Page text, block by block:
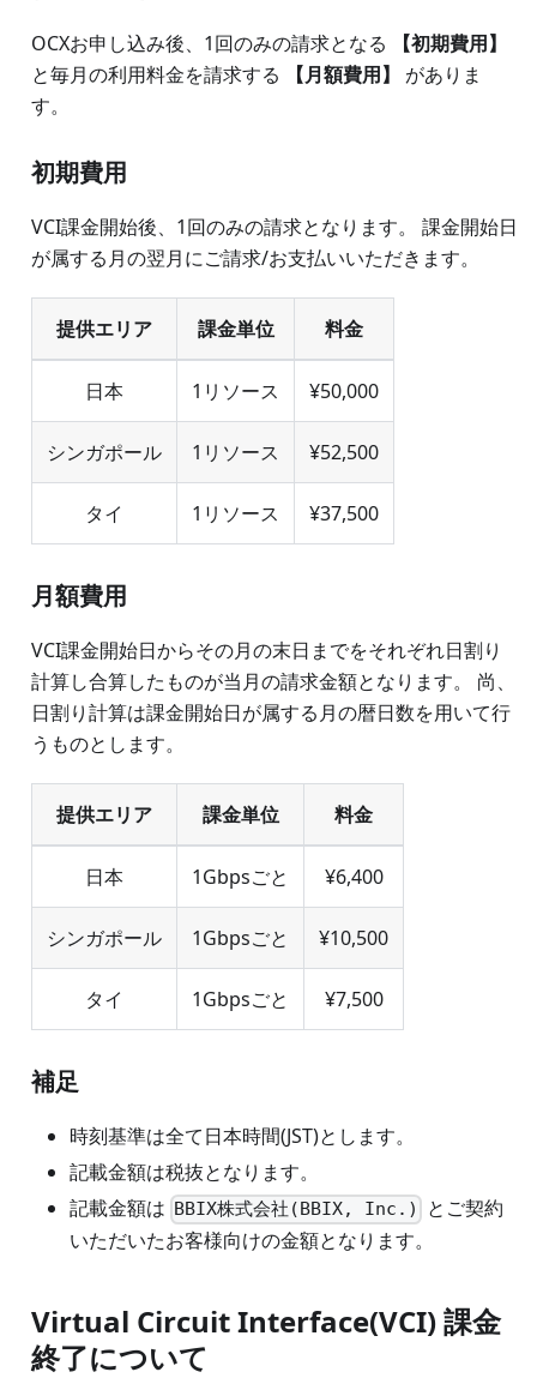
OCXお申し込み後、1回のみの請求となる
【初期費用】
と毎月の利用料金を請求する
【月額費用】
がありま
す。
初期費用
VCI課金開始後、1回のみの請求となります。 課金開始日
が属する月の翌月にご請求/お支払いいただきます。
提供エリア 課金単位 料金
日本 1リソース ¥50,000
シンガポール 1リソース ¥52,500
タイ 1リソース ¥37,500
月額費用
VCI課金開始日からその月の末日までをそれぞれ日割り
計算し合算したものが当月の請求金額となります。 尚、
日割り計算は課金開始日が属する月の暦日数を用いて行
うものとします。
提供エリア 課金単位 料金
日本 1Gbpsごと ¥6,400
シンガポール 1Gbpsごと ¥10,500
タイ 1Gbpsごと ¥7,500
補足
時刻基準は全て日本時間(JST)とします。
記載金額は税抜となります。
記載金額は BBIX株式会社(BBIX, Inc.)
とご契約
いただいたお客様向けの金額となります。
Virtual Circuit Interface(VCI) 課金
終了について